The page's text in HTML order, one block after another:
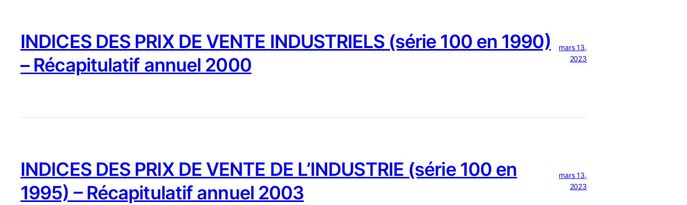
INDICES DES PRIX DE VENTE INDUSTRIELS (série 100 en 1990)
– Récapitulatif annuel 2000
mars 13,
2023
INDICES DES PRIX DE VENTE DE L’INDUSTRIE (série 100 en
1995) – Récapitulatif annuel 2003
mars 13,
2023